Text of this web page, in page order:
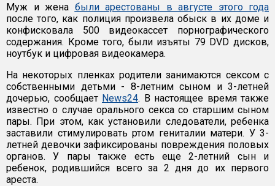
Муж и жена были арестованы в августе этого года
после того, как полиция произвела обыск в их доме и
конфисковала 500 видеокассет порнографического
содержания. Кроме того, были изъяты 79 DVD дисков,
ноутбук и цифровая видеокамера.
На некоторых пленках родители занимаются сексом с
собственными детьми - 8-летним сыном и 3-летней
дочерью, сообщает News24. В настоящее время также
известно о случае орального секса со старшим сыном
пары. При этом, как установили следователи, ребенка
заставили стимулировать ртом гениталии матери. У 3-
летней девочки зафиксированы повреждения половых
органов. У пары также есть еще 2-летний сын и
ребенок, родившийся всего за 2 дня до их первого
ареста.